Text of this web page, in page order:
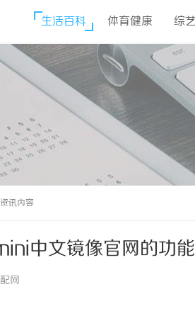
生活百科 体育健康 综
资讯内容
中文镜像官网的功
网